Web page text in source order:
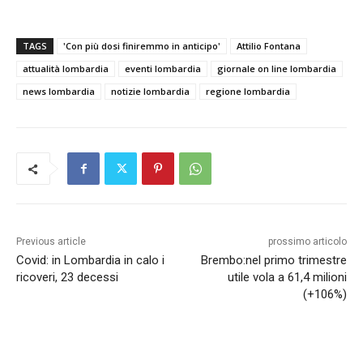
TAGS 'Con più dosi finiremmo in anticipo'
Attilio Fontana
attualità lombardia
eventi lombardia
giornale on line lombardia
news lombardia
notizie lombardia regione lombardia
Previous article
Covid: in Lombardia in calo i
ricoveri, 23 decessi
prossimo articolo
Brembo:nel primo trimestre
utile vola a 61,4 milioni
(+106%)